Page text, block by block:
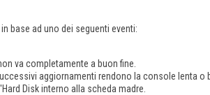
base ad uno dei seguenti eventi:
va completamente a buon fine.
aggiornamenti rendono la console lenta o
Disk interno alla scheda madre.